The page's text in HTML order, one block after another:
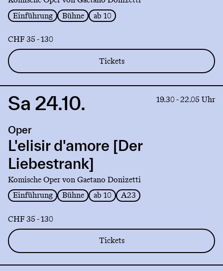
Einführung
Bühne ab 10
CHF 35 - 130
Tickets
Link
L'elisir
d'amore
[Der
Liebestrank]
Sa 24.10. 19.30 - 22.05 Uhr
Oper
L'elisir d'amore [Der
Liebestrank]
Komische Oper von Gaetano Donizetti
Einführung
Bühne ab 10 A23
CHF 35 - 130
Tickets